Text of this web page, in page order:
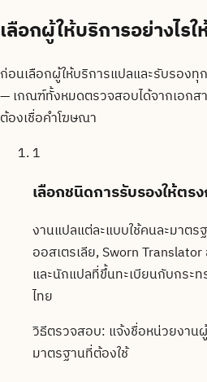
เลือกผู้ให้บริการอย่างไร
ก่อนเลือกผู้ให้บริการแปลและรับรอง
— เกณฑ์ทั้งหมดตรวจสอบได้จากเอกส
ต้องเชื่อคำโฆษณา
1
เลือกชนิดการรับรองให้ตร
งานแปลแต่ละแบบใช้คนละมาตร
ออสเตรเลีย, Sworn
และนักแปลที่ขึ้นทะเบียนกับกระ
ไทย
วิธีตรวจสอบ: แจ้งชื่อหน่วยงาน
มาตรฐานที่ต้องใช้